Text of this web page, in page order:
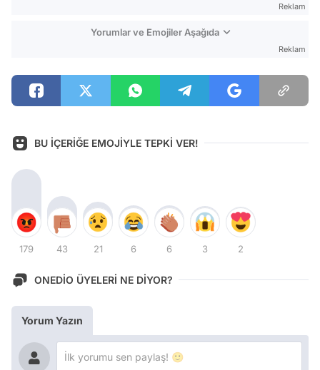
Reklam
Yorumlar ve Emojiler Aşağıda
Reklam
BU İÇERİĞE EMOJİYLE TEPKİ VER!
179 43 21 6 6 3 2
ONEDİO ÜYELERİ NE DİYOR?
Yorum Yazın